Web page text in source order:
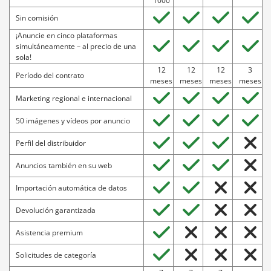
Así despierta el interés de compradores
potenciales y aumenta sus posibilidades de venta.
Perfil del distribuidor
Premium Professional Standard
Aparición exclusiva:Le ofrecemos un área propia
en nuestro sitio web. Aquí, los interesados
encontrarán un resumen de sus anuncios, así
como información y opciones de contacto de su
empresa.
Anuncios también en su web
Premium Professional Standard
Integración muy sencilla:
Añade tus anuncios sin
problemas a su sitio web usando iFrame. Esto
significa que todos los anuncios publicados en
Sin comisión
¡Anuncie en cinco plataformas
simultáneamente – al precio de una
sola!
Período del contrato
12
meses
12
meses
12
meses
3
meses
Marketing regional e internacional
50 imágenes y vídeos por anuncio
Perfil del distribuidor
Anuncios también en su web
Importación automática de datos
Devolución garantizada
Asistencia premium
Solicitudes de categoría